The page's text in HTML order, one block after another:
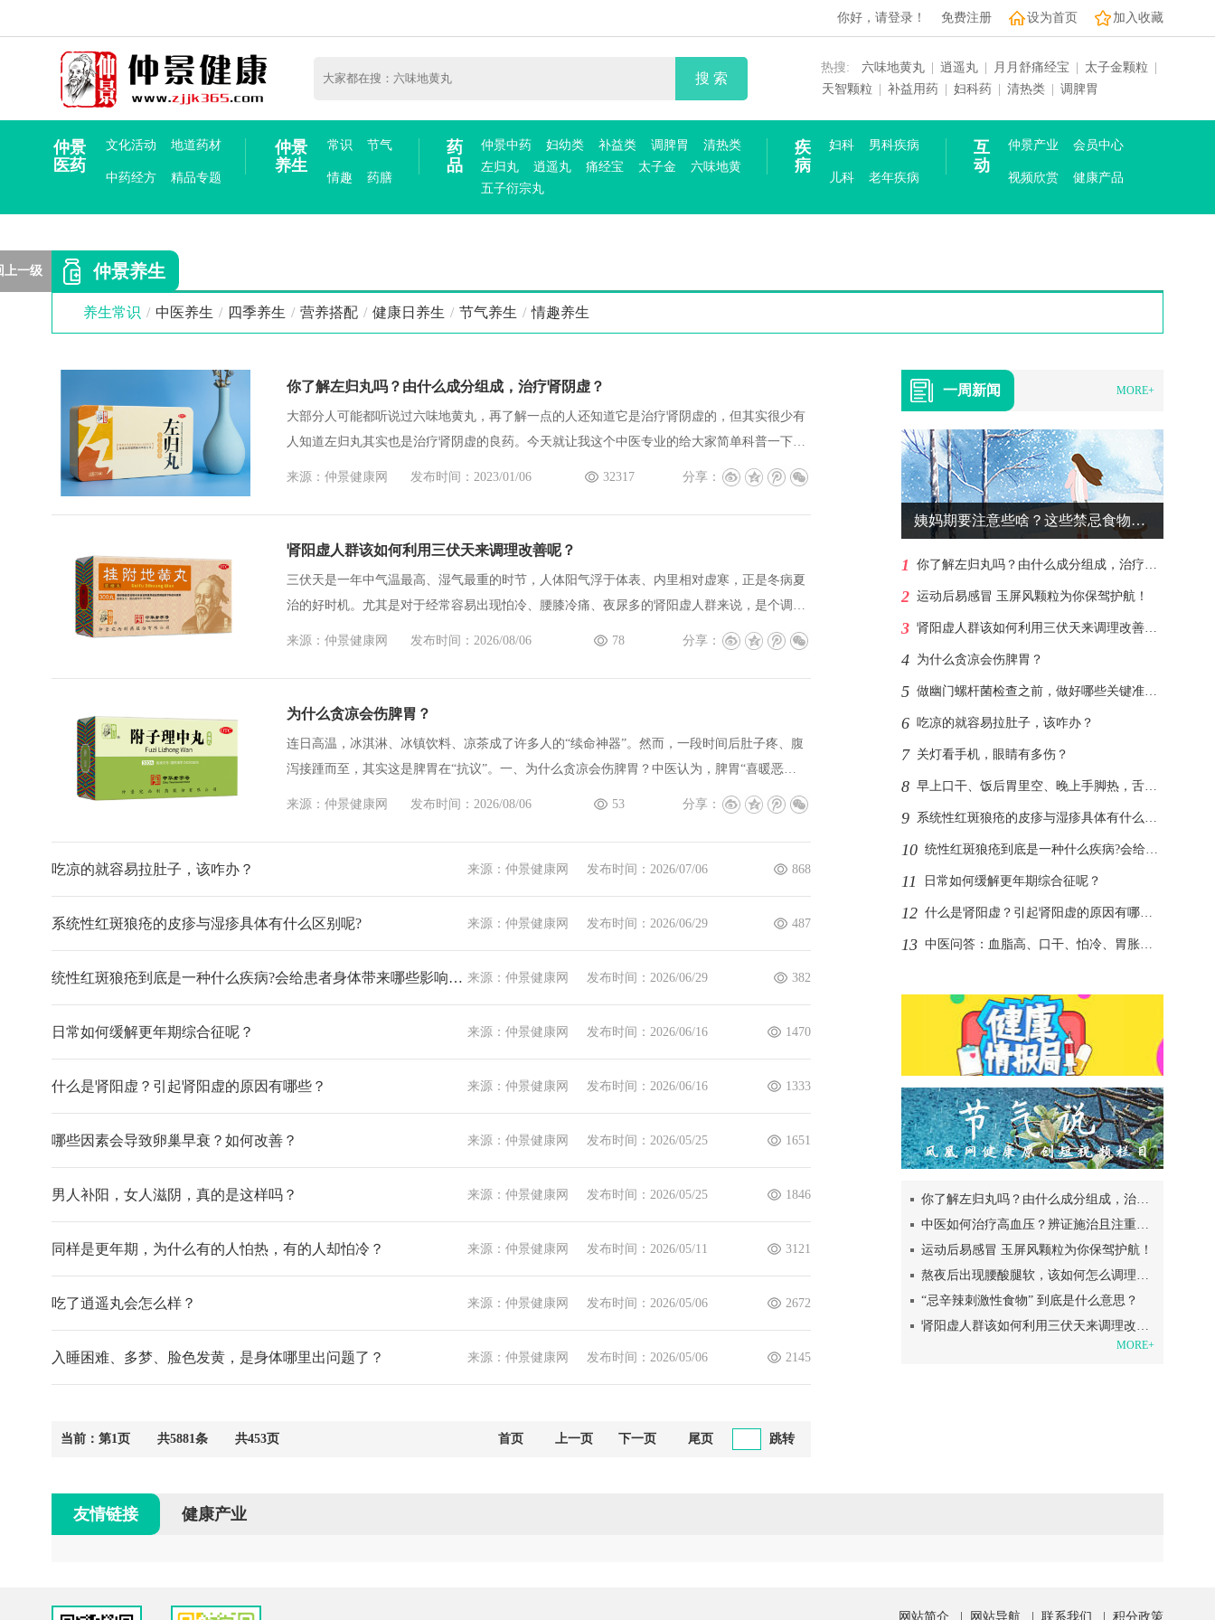
你好，请登录！ 免费注册 设为首页 加入收藏
搜 索
热搜: 六味地黄丸 逍遥丸 月月舒痛经宝 太子金颗粒
天智颗粒
补益用药 妇科药 清热类 调脾胃
仲景
医药
文化活动 地道药材
中药经方 精品专题
仲景
养生
常识 节气
情趣 药膳
药
品
仲景中药 妇幼类 补益类 调脾胃
清热类
左归丸
逍遥丸 痛经宝 太子金
六味地黄
五子衍宗丸
疾
病
妇科 男科疾病
儿科 老年疾病
互
动
仲景产业 会员中心
视频欣赏 健康产品
仲景养生
上一级
养生常识 / 中医养生 / 四季养生 / 营养搭配 / 健康日养生 / 节气养生 / 情趣养生
你了解左归丸吗？由什么成分组成，治疗肾阴虚？
大部分人可能都听说过六味地黄丸，再了解一点的人还知道它是治疗肾阴虚的，但其实很少有
人知道左归丸其实也是治疗肾阴虚的良药。今天就让我这个中医专业的给大家简单科普一下。
左归丸出自《景岳全书》，和六味地...
来源：仲景健康网 发布时间：2023/01/06 32317 分享：
肾阳虚人群该如何利用三伏天来调理改善呢？
三伏天是一年中气温最高、湿气最重的时节，人体阳气浮于体表、内里相对虚寒，正是冬病夏
治的好时机。尤其是对于经常容易出现怕冷、腰膝冷痛、夜尿多的肾阳虚人群来说，是个调理
身体的好机会。肾阳虚人群该如何利...
来源：仲景健康网 发布时间：2026/08/06 78 分享：
为什么贪凉会伤脾胃？
连日高温，冰淇淋、冰镇饮料、凉茶成了许多人的“续命神器”。然而，一段时间后肚子疼、腹
泻接踵而至，其实这是脾胃在“抗议”。一、为什么贪凉会伤脾胃？中医认为，脾胃“喜暖恶
寒”。夏季人体阳气浮于体表，体内脾胃...
来源：仲景健康网 发布时间：2026/08/06 53 分享：
吃凉的就容易拉肚子，该咋办？ 来源：仲景健康网 发布时间：2026/07/06 868
系统性红斑狼疮的皮疹与湿疹具体有什么区别呢? 来源：仲景健康网 发布时间：2026/06/29 487
统性红斑狼疮到底是一种什么疾病?会给患者身体带来哪些影响呢? 来源：仲景健康网 发布时间：2026/06/29 382
日常如何缓解更年期综合征呢？ 来源：仲景健康网 发布时间：2026/06/16 1470
什么是肾阳虚？引起肾阳虚的原因有哪些？ 来源：仲景健康网 发布时间：2026/06/16 1333
哪些因素会导致卵巢早衰？如何改善？ 来源：仲景健康网 发布时间：2026/05/25 1651
男人补阳，女人滋阴，真的是这样吗？ 来源：仲景健康网 发布时间：2026/05/25 1846
同样是更年期，为什么有的人怕热，有的人却怕冷？ 来源：仲景健康网 发布时间：2026/05/11 3121
吃了逍遥丸会怎么样？ 来源：仲景健康网 发布时间：2026/05/06 2672
入睡困难、多梦、脸色发黄，是身体哪里出问题了？ 来源：仲景健康网 发布时间：2026/05/06 2145
当前：第1页 共5881条 共453页 首页 上一页 下一页 尾页 跳转
一周新闻 MORE+
姨妈期要注意些啥？这些禁忌食物尽量不碰
1 你了解左归丸吗？由什么成分组成，治疗肾阴虚？
2 运动后易感冒 玉屏风颗粒为你保驾护航！
3 肾阳虚人群该如何利用三伏天来调理改善呢？
4 为什么贪凉会伤脾胃？
5 做幽门螺杆菌检查之前，做好哪些关键准备，才能让结果更准确、更可信、不误导判断?
6 吃凉的就容易拉肚子，该咋办？
7 关灯看手机，眼睛有多伤？
8 早上口干、饭后胃里空、晚上手脚热，舌苔少的人多半津液不够了
9 系统性红斑狼疮的皮疹与湿疹具体有什么区别呢?
10 统性红斑狼疮到底是一种什么疾病?会给患者身体带来哪些影响呢?
11 日常如何缓解更年期综合征呢？
12 什么是肾阳虚？引起肾阳虚的原因有哪些？
13 中医问答：血脂高、口干、怕冷、胃胀怎么分体质
你了解左归丸吗？由什么成分组成，治疗肾阴虚？
中医如何治疗高血压？辨证施治且注重日常调理
运动后易感冒 玉屏风颗粒为你保驾护航！
熬夜后出现腰酸腿软，该如何怎么调理呢？
“忌辛辣刺激性食物” 到底是什么意思？
肾阳虚人群该如何利用三伏天来调理改善呢？
MORE+
友情链接 健康产业
网站简介 网站导航 联系我们 积分政策